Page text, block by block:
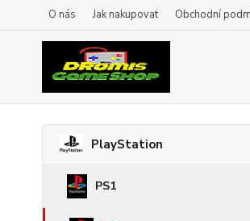
O nás Jak nakupovat Obchodní
PlayStation
PS1